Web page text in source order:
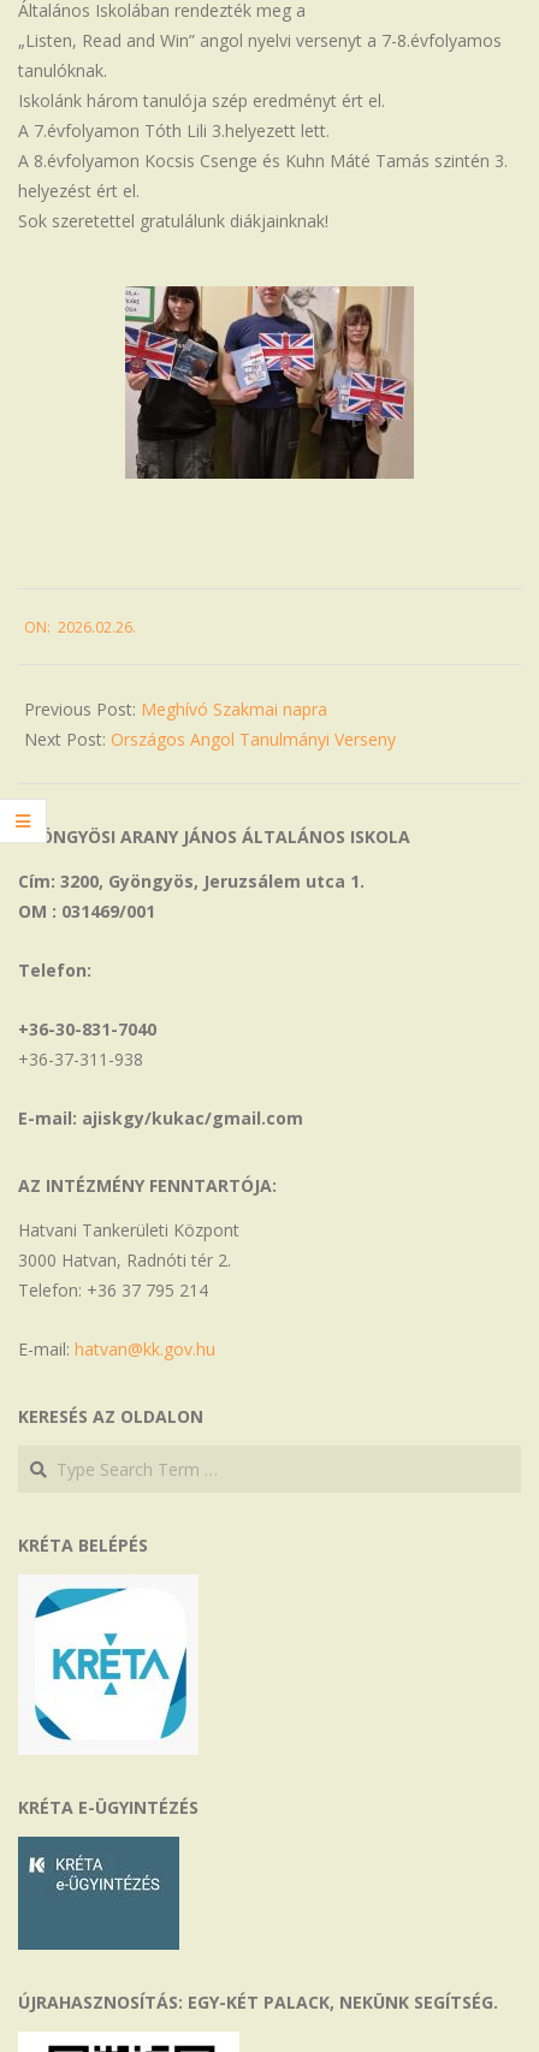
Iskola
Általános Iskolában rendezték meg a
„Listen, Read and Win” angol nyelvi versenyt a 7-8.évfolyamos
tanulóknak.
Iskolánk három tanulója szép eredményt ért el.
A 7.évfolyamon Tóth Lili 3.helyezett lett.
A 8.évfolyamon Kocsis Csenge és Kuhn Máté Tamás szintén 3.
helyezést ért el.
Sok szeretettel gratulálunk diákjainknak!
02-
ON: 2026.02.26.
Previous Post: Meghívó Szakmai napra
Next Post: Országos Angol Tanulmányi Verseny
GYÖNGYÖSI ARANY JÁNOS ÁLTALÁNOS ISKOLA
Cím: 3200, Gyöngyös, Jeruzsálem utca 1.
OM : 031469/001
Telefon:
+36-30-831-7040
+36-37-311-938
E-mail: ajiskgy/kukac/gmail.com
AZ INTÉZMÉNY FENNTARTÓJA:
Hatvani Tankerületi Központ
3000 Hatvan, Radnóti tér 2.
Telefon: +36 37 795 214
E-mail: hatvan@kk.gov.hu
KERESÉS AZ OLDALON
Search
Search
KRÉTA BELÉPÉS
KRÉTA E-ÜGYINTÉZÉS
ÚJRAHASZNOSÍTÁS: EGY-KÉT PALACK, NEKÜNK SEGÍTSÉG.